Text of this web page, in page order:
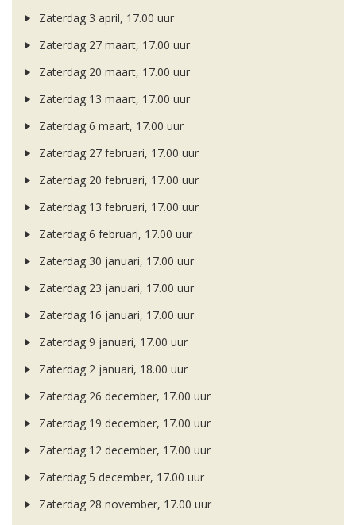
Zaterdag 3 april, 17.00 uur
Zaterdag 27 maart, 17.00 uur
Zaterdag 20 maart, 17.00 uur
Zaterdag 13 maart, 17.00 uur
Zaterdag 6 maart, 17.00 uur
Zaterdag 27 februari, 17.00 uur
Zaterdag 20 februari, 17.00 uur
Zaterdag 13 februari, 17.00 uur
Zaterdag 6 februari, 17.00 uur
Zaterdag 30 januari, 17.00 uur
Zaterdag 23 januari, 17.00 uur
Zaterdag 16 januari, 17.00 uur
Zaterdag 9 januari, 17.00 uur
Zaterdag 2 januari, 18.00 uur
Zaterdag 26 december, 17.00 uur
Zaterdag 19 december, 17.00 uur
Zaterdag 12 december, 17.00 uur
Zaterdag 5 december, 17.00 uur
Zaterdag 28 november, 17.00 uur